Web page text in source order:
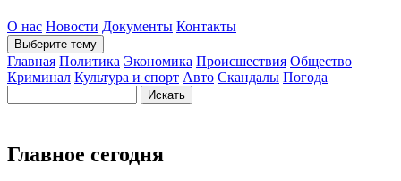
О нас Новости Документы Контакты
Выберите тему
Главная Политика Экономика Происшествия Общество
Криминал Культура и спорт Авто Скандалы Погода
Главное сегодня